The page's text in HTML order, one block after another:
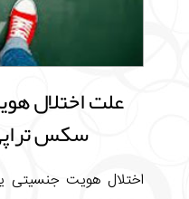
علت اختلال
سکس
اختلال هویت جنسیتی